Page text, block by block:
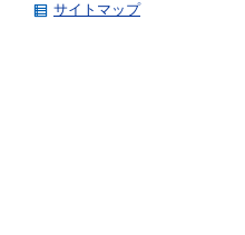
サイトマップ